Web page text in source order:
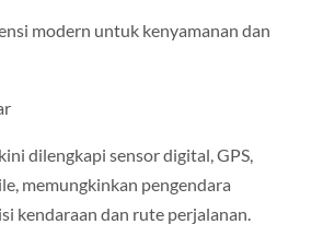
modern untuk kenyamanan dan
dilengkapi sensor digital, GPS,
memungkinkan pengendara
kendaraan dan rute perjalanan.